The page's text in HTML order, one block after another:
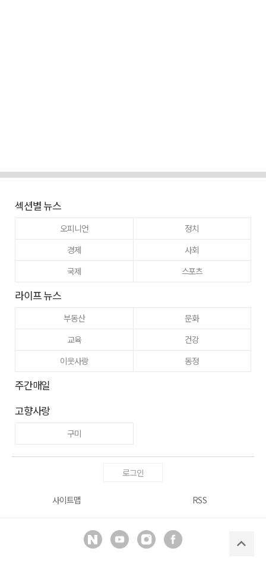
섹션별 뉴스
오피니언
정치
경제
사회
국제
스포츠
라이프 뉴스
부동산
문화
교육
건강
이웃사랑
동정
주간매일
고향사랑
구미
로그인
사이트맵 RSS